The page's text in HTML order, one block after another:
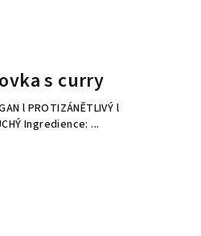
s curry
l PROTIZÁNĚTLIVÝ l
Ingredience: ...